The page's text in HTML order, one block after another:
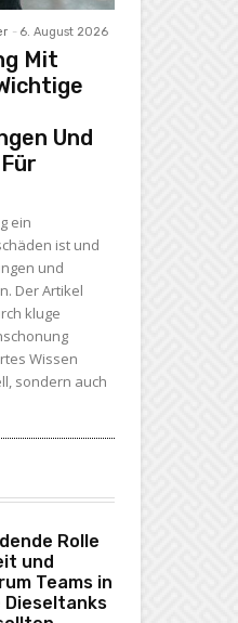
- 6. August 2026
Mit
Und
ein
ist und
und
Der Artikel
kluge
Wissen
sondern auch
Rolle
und
Teams in
Dieseltanks